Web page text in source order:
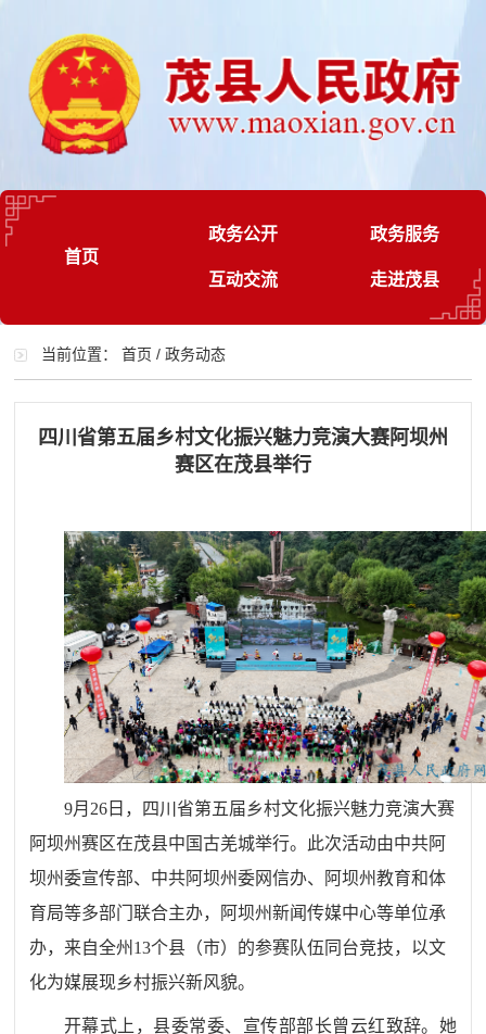
首页
政务公开 政务服务
互动交流 走进茂县
当前位置：首页 /政务动态
四川省第五届乡村文化振兴魅力竞演大赛阿坝州
赛区在茂县举行
9月26日，四川省第五届乡村文化振兴魅力竞演大赛
阿坝州赛区在茂县中国古羌城举行。此次活动由中共阿
坝州委宣传部、中共阿坝州委网信办、阿坝州教育和体
育局等多部门联合主办，阿坝州新闻传媒中心等单位承
办，来自全州13个县（市）的参赛队伍同台竞技，以文
化为媒展现乡村振兴新风貌。
开幕式上，县委常委、宣传部部长曾云红致辞。她